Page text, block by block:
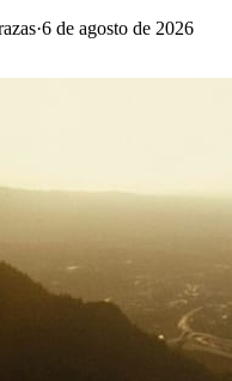
·6 de agosto de 2026